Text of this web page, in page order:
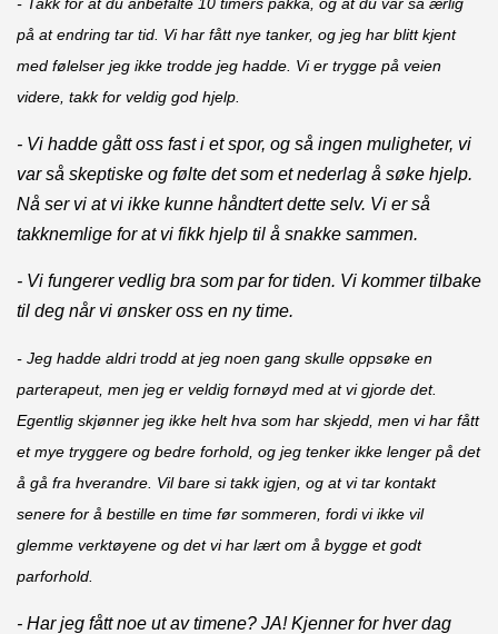
på at endring tar tid. Vi har fått nye tanker, og jeg har blitt kjent
med følelser jeg ikke trodde jeg hadde. Vi er trygge på veien
videre, takk for veldig god hjelp.
- Vi hadde gått oss fast i et spor, og så ingen muligheter, vi
var så skeptiske og følte det som et nederlag å søke hjelp.
Nå ser vi at vi ikke kunne håndtert dette selv. Vi er så
takknemlige for at vi fikk hjelp til å snakke sammen.
- Vi fungerer vedlig bra som par for tiden. Vi kommer tilbake
til deg når vi ønsker oss en ny time.
- Jeg hadde aldri trodd at jeg noen gang skulle oppsøke en
parterapeut, men jeg er veldig fornøyd med at vi gjorde det.
Egentlig skjønner jeg ikke helt hva som har skjedd, men vi har fått
et mye tryggere og bedre forhold, og jeg tenker ikke lenger på det
å gå fra hverandre. Vil bare si takk igjen, og at vi tar kontakt
senere for å bestille en time før sommeren, fordi vi ikke vil
glemme verktøyene og det vi har lært om å bygge et godt
parforhold.
- Har jeg fått noe ut av timene? JA! Kjenner for hver dag